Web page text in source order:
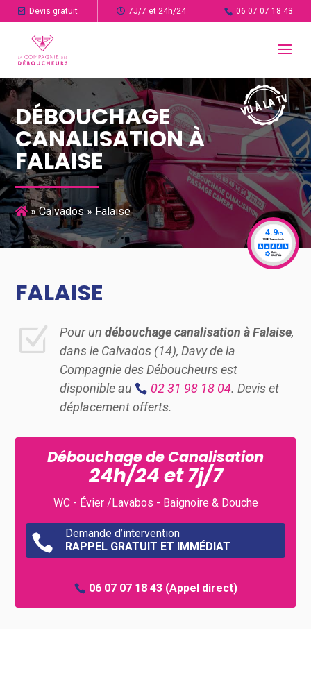
Devis gratuit 7J/7 et 24h/24 06 07 07 18 43
DÉBOUCHAGE
CANALISATION À
FALAISE
»Calvados»Falaise
FALAISE
Z Pour undébouchage canalisation à Falaise,
dans le Calvados (14), Davy de la
Compagnie des Déboucheurs est
disponible au
02 31 98 18 04. Devis et
déplacement offerts.
Débouchage de Canalisation
24h/24 et 7j/7
WC - Évier /Lavabos - Baignoire & Douche

Demande d’intervention
RAPPEL GRATUIT ET IMMÉDIAT
06 07 07 18 43(Appel direct)